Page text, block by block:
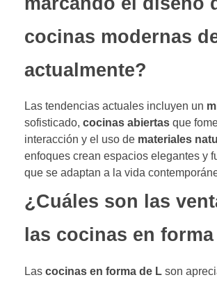
cocinas modernas
actualmente?
Las tendencias actuales incluyen un
sofisticado, cocinas abiertas que
interacción y el uso de materiales
enfoques crean espacios elegantes y
que se adaptan a la vida
¿Cuáles son las
las cocinas en
Las cocinas en forma de L son